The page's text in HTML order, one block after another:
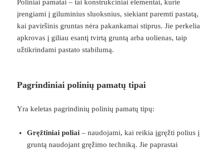
Poliniai pamatai – tai konstrukciniai elementai, kurie
įrengiami į giluminius sluoksnius, siekiant paremti pastatą,
kai paviršinis gruntas nėra pakankamai stiprus. Jie perkelia
apkrovas į giliau esantį tvirtą gruntą arba uolienas, taip
užtikrindami pastato stabilumą.
Pagrindiniai polinių pamatų tipai
Yra keletas pagrindinių polinių pamatų tipų:
Gręžtiniai poliai – naudojami, kai reikia įgręžti polius į
gruntą naudojant gręžimo techniką. Jie paprastai